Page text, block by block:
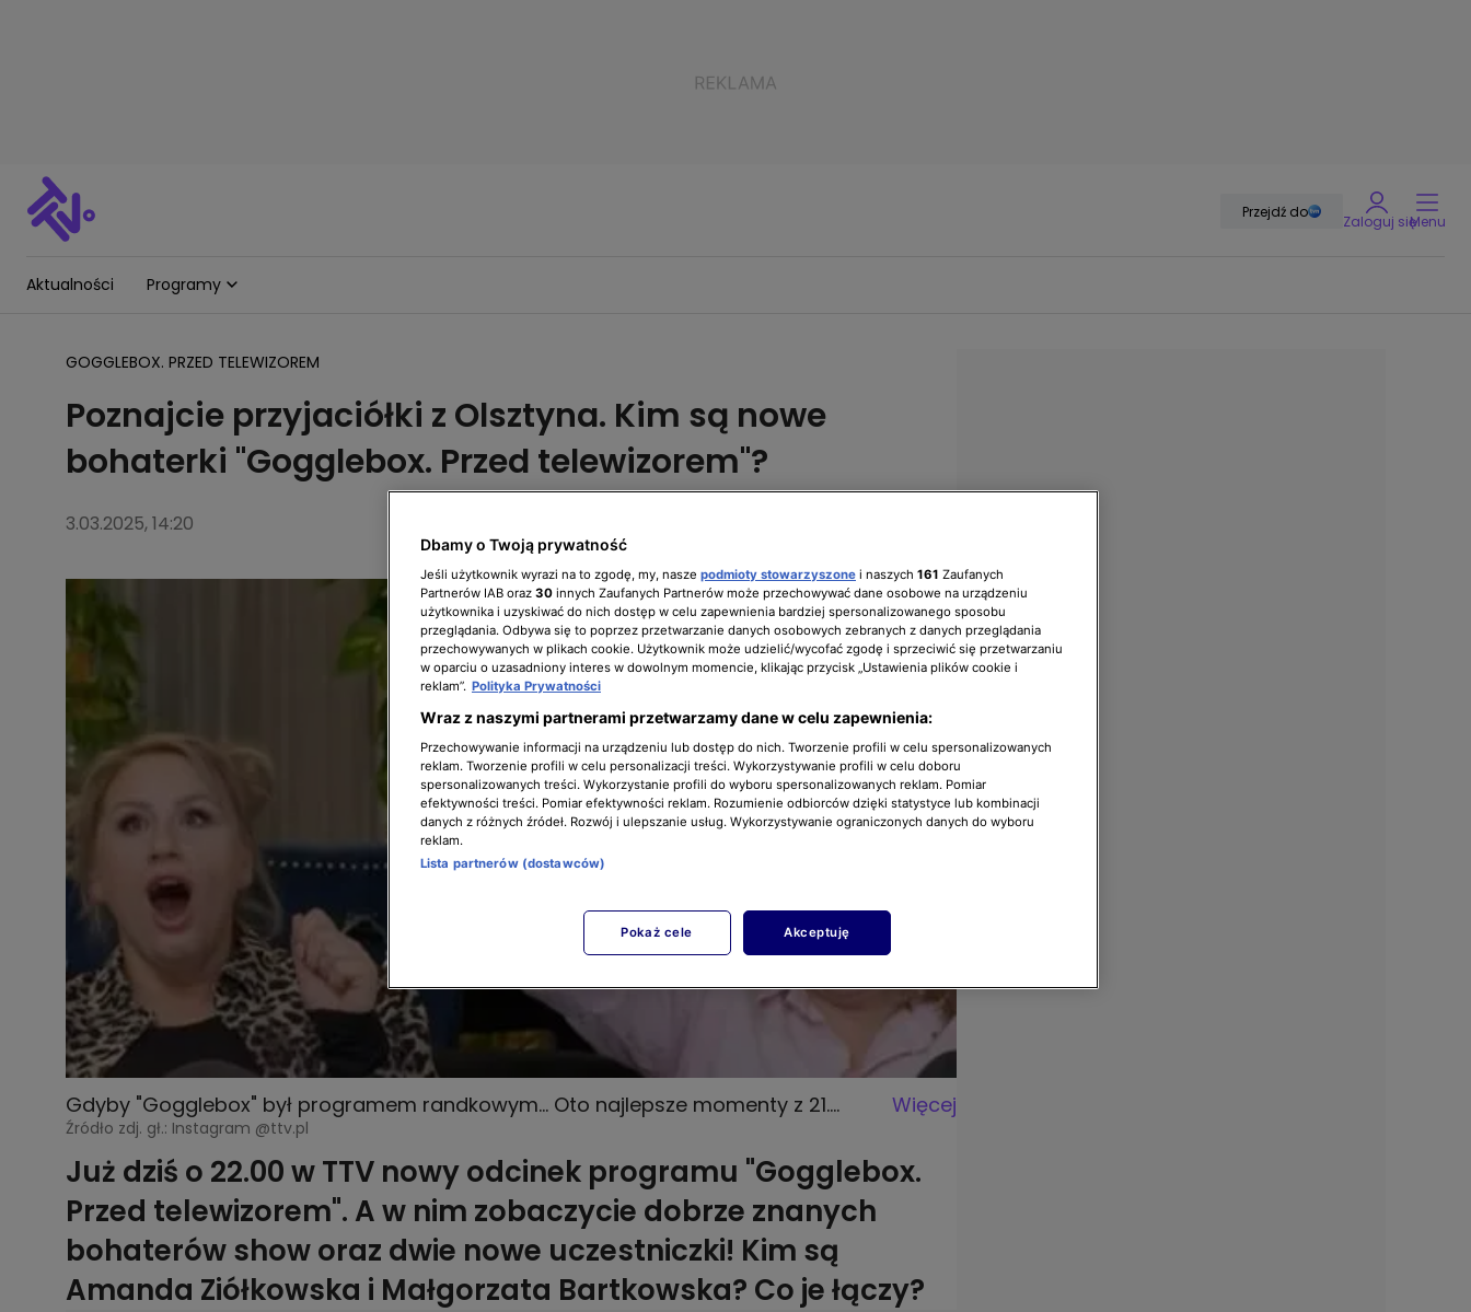
Przejdź do
Zaloguj sięMenu
Aktualności Programy
GOGGLEBOX. PRZED TELEWIZOREM
Poznajcie przyjaciółki z Olsztyna. Kim są nowe
bohaterki "Gogglebox. Przed telewizorem"?
3.03.2025, 14:20
Gdyby "Gogglebox" był programem randkowym... Oto najlepsze momenty z 21.
sezonu o zabarwieniu miłosnym
Więcej
Źródło zdj. gł.: Instagram @ttv.pl
Już dziś o 22.00 w TTV nowy odcinek programu "Gogglebox.
Przed telewizorem". A w nim zobaczycie dobrze znanych
bohaterów show oraz dwie nowe uczestniczki! Kim są
Amanda Ziółkowska i Małgorzata Bartkowska? Co je łączy?
Dbamy o Twoją prywatność
Jeśli użytkownik wyrazi na to zgodę, my, nasze podmioty stowarzyszone i naszych 161 Zaufanych
Partnerów IAB oraz 30 innych Zaufanych Partnerów może przechowywać dane osobowe na urządzeniu
użytkownika i uzyskiwać do nich dostęp w celu zapewnienia bardziej spersonalizowanego sposobu
przeglądania. Odbywa się to poprzez przetwarzanie danych osobowych zebranych z danych przeglądania
przechowywanych w plikach cookie. Użytkownik może udzielić/wycofać zgodę i sprzeciwić się przetwarzaniu
w oparciu o uzasadniony interes w dowolnym momencie, klikając przycisk „Ustawienia plików cookie i
reklam”. Polityka Prywatności
Wraz z naszymi partnerami przetwarzamy dane w celu zapewnienia:
Przechowywanie informacji na urządzeniu lub dostęp do nich. Tworzenie profili w celu spersonalizowanych
reklam. Tworzenie profili w celu personalizacji treści. Wykorzystywanie profili w celu doboru
spersonalizowanych treści. Wykorzystanie profili do wyboru spersonalizowanych reklam. Pomiar
efektywności treści. Pomiar efektywności reklam. Rozumienie odbiorców dzięki statystyce lub kombinacji
danych z różnych źródeł. Rozwój i ulepszanie usług. Wykorzystywanie ograniczonych danych do wyboru
reklam.
Lista partnerów (dostawców)
Pokaż cele Akceptuję